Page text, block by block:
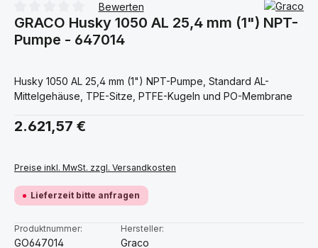
Durchschnittliche Bewertung von 0 von 5 Sternen
Bewerten
GRACO Husky 1050 AL 25,4 mm (1") NPT-
Pumpe - 647014
Husky 1050 AL 25,4 mm (1") NPT-Pumpe, Standard AL-
Mittelgehäuse, TPE-Sitze, PTFE-Kugeln und PO-Membrane
Regulärer Preis:
2.621,57 €
Preise inkl. MwSt. zzgl. Versandkosten
Lieferzeit bitte anfragen
Produktnummer:
GO647014
Hersteller:
Graco